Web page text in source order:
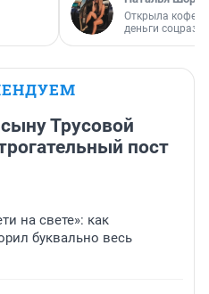
Открыла
деньги
Трусовой
пост
на свете»: как
буквально весь